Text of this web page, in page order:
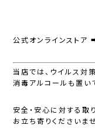
公式オンラインストア
当店では、ウイルス対
消毒アルコールも置い
安全・安心に対する取
お立ち寄りくださいませ